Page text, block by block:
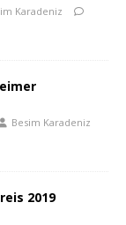
Karadeniz
Besim Karadeniz
2019